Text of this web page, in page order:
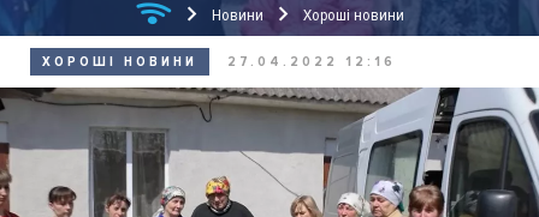
Новини Хороші новини
ХОРОШІ НОВИНИ 27.04.2022 12:16